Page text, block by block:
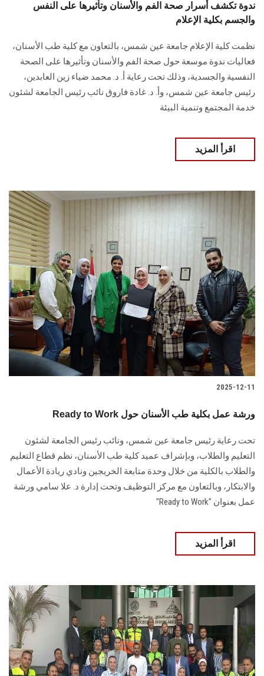
الزائـرون
سجل الان
ندوة تكشف أسرار صحة الفم والأسنان وتأثيرها على النفس
والجسم بكلية الإعلام
نظمت كلية الإعلام جامعة عين شمس، بالتعاون مع كلية طب الأسنان،
فعاليات ندوة موسعة حول صحة الفم والأسنان وتأثيرها على الصحة
النفسية والجسدية، وذلك تحت رعاية أ. د. محمد ضياء زين العابدين،
رئيس جامعة عين شمس، وأ. د. غادة فاروق نائب رئيس الجامعة لشئون
خدمة المجتمع وتنمية البيئة
اقرأ المزيد
2025-12-11
Ready to Work ورشة عمل بكلية طب الأسنان حول
تحت رعاية رئيس جامعة عين شمس، ونائب رئيس الجامعة لشئون
التعليم والطلاب، وبإشراف عميد كلية طب الأسنان، نظم قطاع التعليم
والطلاب بالكلية من خلال وحدة متابعة الخريجين ونادي ريادة الأعمال
والابتكار، وبالتعاون مع مركز التوظيف وتحت إدارة د. علا سامي ورشة
عمل بعنوان "Ready to Work"
اقرأ المزيد